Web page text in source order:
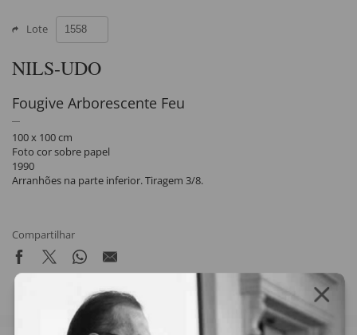
Lote
NILS-UDO
Fougive Arborescente Feu
100 x 100 cm
Foto cor sobre papel
1990
Arranhões na parte inferior. Tiragem 3/8.
Compartilhar